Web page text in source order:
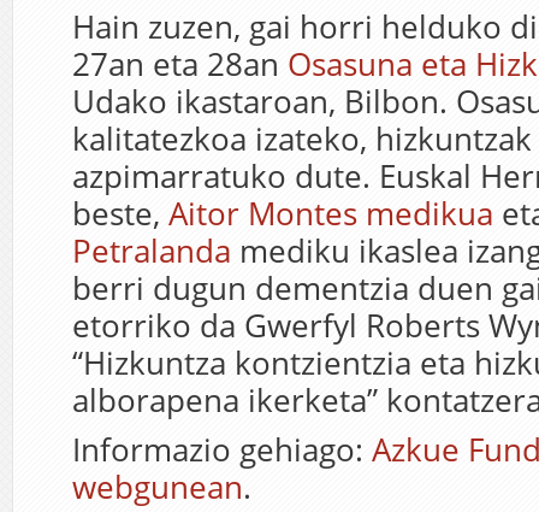
Hain zuzen, gai horri helduko
27an eta 28an Osasuna eta
Udako ikastaroan, Bilbon.
kalitatezkoa izateko,
azpimarratuko dute. Euskal
beste, Aitor Montes medikua
Petralanda mediku ikaslea
berri dugun dementzia duen
etorriko da Gwerfyl Roberts
“Hizkuntza kontzientzia eta
alborapena ikerketa”
Informazio gehiago: Azkue
webgunean.